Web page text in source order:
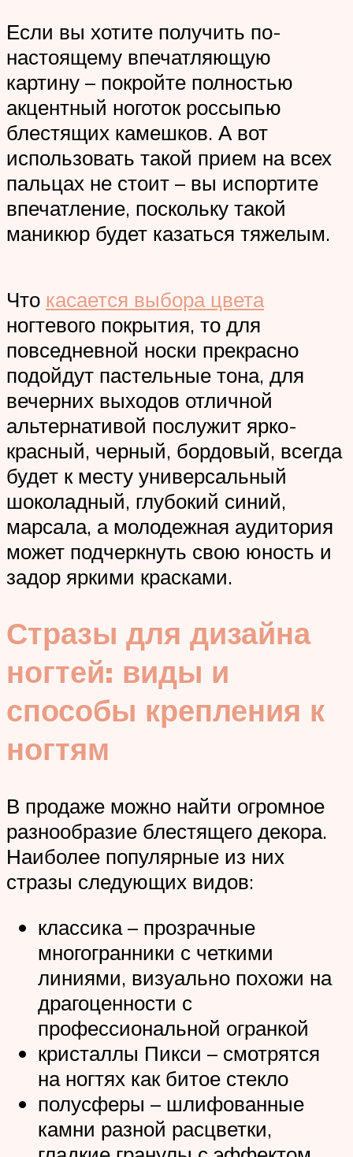
Если вы хотите получить по-
настоящему впечатляющую
картину – покройте полностью
акцентный ноготок россыпью
блестящих камешков. А вот
использовать такой прием на всех
пальцах не стоит – вы испортите
впечатление, поскольку такой
маникюр будет казаться тяжелым.
Что касается выбора цвета
ногтевого покрытия, то для
повседневной носки прекрасно
подойдут пастельные тона, для
вечерних выходов отличной
альтернативой послужит ярко-
красный, черный, бордовый, всегда
будет к месту универсальный
шоколадный, глубокий синий,
марсала, а молодежная аудитория
может подчеркнуть свою юность и
задор яркими красками.
Стразы для дизайна
ногтей: виды и
способы крепления к
ногтям
В продаже можно найти огромное
разнообразие блестящего декора.
Наиболее популярные из них
стразы следующих видов:
классика – прозрачные
многогранники с четкими
линиями, визуально похожи на
драгоценности с
профессиональной огранкой
кристаллы Пикси – смотрятся
на ногтях как битое стекло
полусферы – шлифованные
камни разной расцветки,